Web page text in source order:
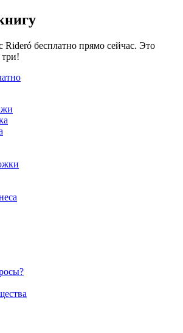
Rideró бесплатно прямо сейчас. Это
три!